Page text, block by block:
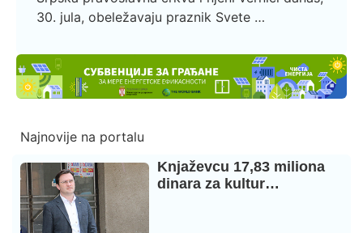
30. jula, obeležavaju praznik Svete …
Najnovije na portalu
Knjaževcu 17,83 miliona
dinara za kultur…